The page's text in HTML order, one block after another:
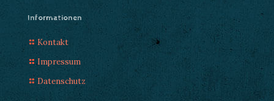
Informationen
Kontakt
Impressum
Datenschutz